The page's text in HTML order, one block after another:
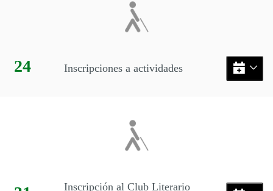
Día:
24 Inscripciones a actividades
Inscripción al Club Literario